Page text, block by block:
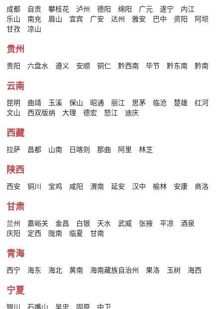
成都 自贡 攀枝花 泸州 德阳 绵阳 广元 遂宁
内江
乐山
南充 眉山 宜宾 广安 达州 雅安 巴中 资阳
阿坝
甘孜
凉山
贵州
贵阳 六盘水 遵义 安顺 铜仁 黔西南 毕节 黔东南 黔南
云南
昆明 曲靖 玉溪 保山 昭通 丽江 思茅 临沧 楚雄
红河
文山
西双版纳 大理 德宏 怒江 迪庆
西藏
拉萨 昌都 山南 日喀则 那曲 阿里 林芝
陕西
西安 铜川 宝鸡 咸阳 渭南 延安 汉中 榆林 安康 商洛
甘肃
兰州 嘉峪关 金昌 白银 天水 武威 张掖 平凉
酒泉
庆阳
定西 陇南 临夏 甘南
青海
西宁 海东 海北 黄南 海南藏族自治州 果洛 玉树 海西
宁夏
银川 石嘴山 吴忠 固原 中卫